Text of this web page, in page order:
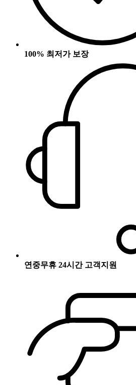
100% 최저가 보장
연중무휴 24시간 고객지원